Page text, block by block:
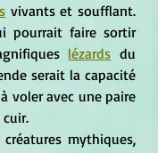
vivants et soufflant.
pourrait faire sortir
lézards du
serait la capacité
voler avec une paire